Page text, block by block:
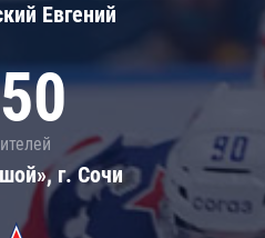
Евгений
г. Сочи